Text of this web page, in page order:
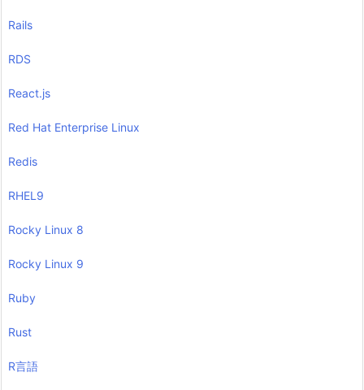
Rails
RDS
React.js
Red Hat Enterprise Linux
Redis
RHEL9
Rocky Linux 8
Rocky Linux 9
Ruby
Rust
R言語